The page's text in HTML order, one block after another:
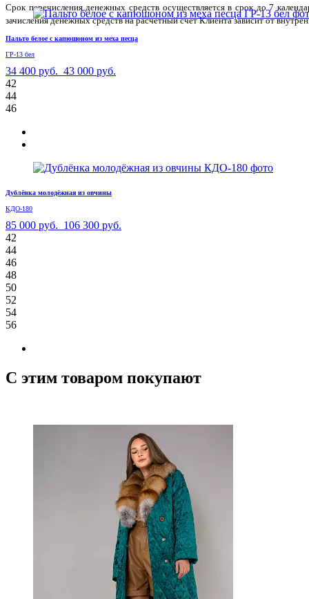
Срок перечисления денежных средств осуществляется в срок до 7
зачисления денежных средств на расчетный счет Клиента зависит от
Пальто белое с капюшоном из меха песца
ГР-13 бел
34 400 руб. 43 000 руб.
42
44
46
Дублёнка молодёжная из овчины
КДО-180
85 000 руб. 106 300 руб.
42
44
46
48
50
52
54
56
С этим товаром покупают